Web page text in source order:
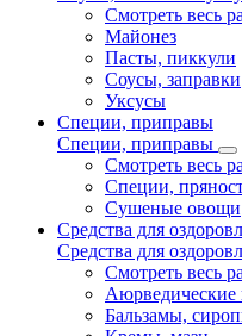
Смотреть весь
Майонез
Пасты, пиккули
Соусы, заправки
Уксусы
Специи, приправы
Специи, приправы
Смотреть весь
Специи,
Сушеные овощи
Средства для
Средства для
Смотреть весь
Аюрведические
Бальзамы,